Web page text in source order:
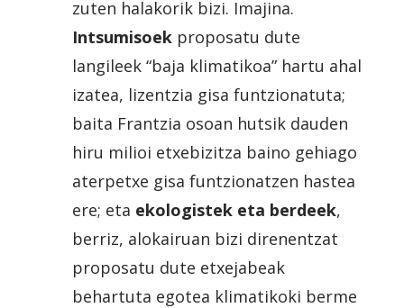
zuten halakorik bizi. Imajina.
Intsumisoek proposatu dute
langileek “baja klimatikoa” hartu ahal
izatea, lizentzia gisa funtzionatuta;
baita Frantzia osoan hutsik dauden
hiru milioi etxebizitza baino gehiago
aterpetxe gisa funtzionatzen hastea
ere; eta ekologistek eta berdeek,
berriz, alokairuan bizi direnentzat
proposatu dute etxejabeak
behartuta egotea klimatikoki berme